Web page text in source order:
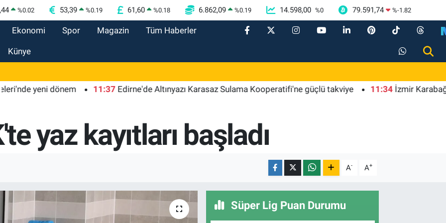
%0.02 53,39 %0.19 61,60 %0.18 6.862,09 %0.19 14.598,00 %0 79.591,74 %-1.82
Ekonomi Spor Magazin Tüm Haberler
Künye
dönem 11:37 Edirne'de Altınyazı Karasaz Sulama Kooperatifi'ne güçlü takviye 11:34 İzmir Karabağlar'da
yaz kayıtları başladı
A- A+
Süper Lig Puan Durumu